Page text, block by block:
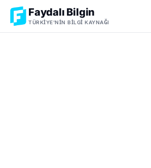
Faydalı Bilgin
TÜRKIYE'NIN BILGI KAYNAĞI